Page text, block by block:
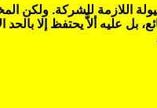
اللازمة للشركة. ولكن
بل عليه ألاَّ يحتفظ إلا